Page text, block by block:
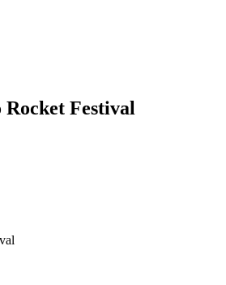
Rocket Festival